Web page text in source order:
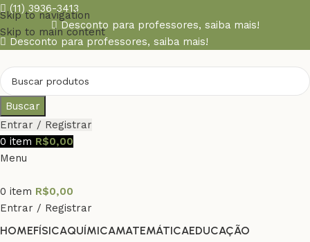
Skip to navigation
Skip to main content
(11) 3936-3413
Desconto para professores, saiba mais!
Desconto para professores, saiba mais!
Buscar
Entrar / Registrar
0 item R$0,00
Menu
0 item R$0,00
Entrar / Registrar
HOMEFÍSICAQUÍMICAMATEMÁTICAEDUCAÇÃO